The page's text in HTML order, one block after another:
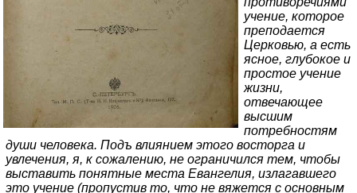
учение, которое
преподается
Церковью, а есть
ясное, глубокое и
простое учение
жизни,
отвечающее
высшим
потребностям
души человека. Подъ влиянием этого восторга и
увлечения, я, к сожалению, не ограничился тем, чтобы
выставить понятные места Евангелия, излагавшего
это учение (пропустив то, что не вяжется с основным